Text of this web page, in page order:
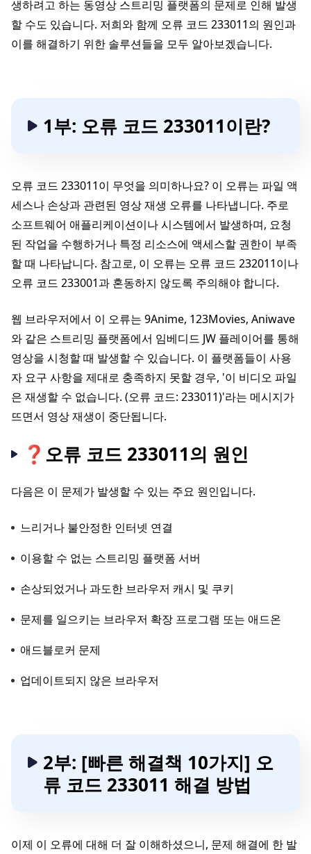
생하려고 하는 동영상 스트리밍 플랫폼의 문제로 인해 발생
할 수도 있습니다. 저희와 함께 오류 코드 233011의 원인과
이를 해결하기 위한 솔루션들을 모두 알아보겠습니다.
1부: 오류 코드 233011이란?
오류 코드 233011이 무엇을 의미하나요? 이 오류는 파일 액
세스나 손상과 관련된 영상 재생 오류를 나타냅니다. 주로
소프트웨어 애플리케이션이나 시스템에서 발생하며, 요청
된 작업을 수행하거나 특정 리소스에 액세스할 권한이 부족
할 때 나타납니다. 참고로, 이 오류는 오류 코드 232011이나
오류 코드 233001과 혼동하지 않도록 주의해야 합니다.
웹 브라우저에서 이 오류는 9Anime, 123Movies, Aniwave
와 같은 스트리밍 플랫폼에서 임베디드 JW 플레이어를 통해
영상을 시청할 때 발생할 수 있습니다. 이 플랫폼들이 사용
자 요구 사항을 제대로 충족하지 못할 경우, '이 비디오 파일
은 재생할 수 없습니다. (오류 코드: 233011)'라는 메시지가
뜨면서 영상 재생이 중단됩니다.
❓오류 코드 233011의 원인
다음은 이 문제가 발생할 수 있는 주요 원인입니다.
느리거나 불안정한 인터넷 연결
이용할 수 없는 스트리밍 플랫폼 서버
손상되었거나 과도한 브라우저 캐시 및 쿠키
문제를 일으키는 브라우저 확장 프로그램 또는 애드온
애드블로커 문제
업데이트되지 않은 브라우저
2부: [빠른 해결책 10가지] 오
류 코드 233011 해결 방법
이제 이 오류에 대해 더 잘 이해하셨으니, 문제 해결에 한 발